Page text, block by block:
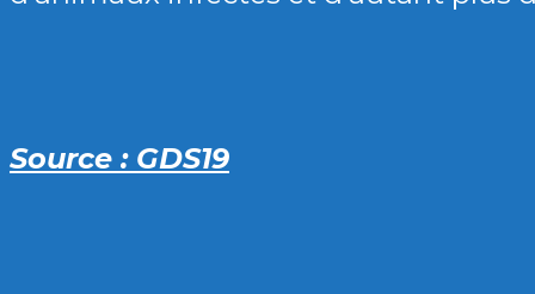
Source : GDS19